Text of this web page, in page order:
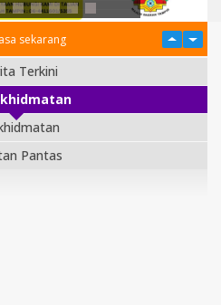
sekarang
Terkini
Pantas